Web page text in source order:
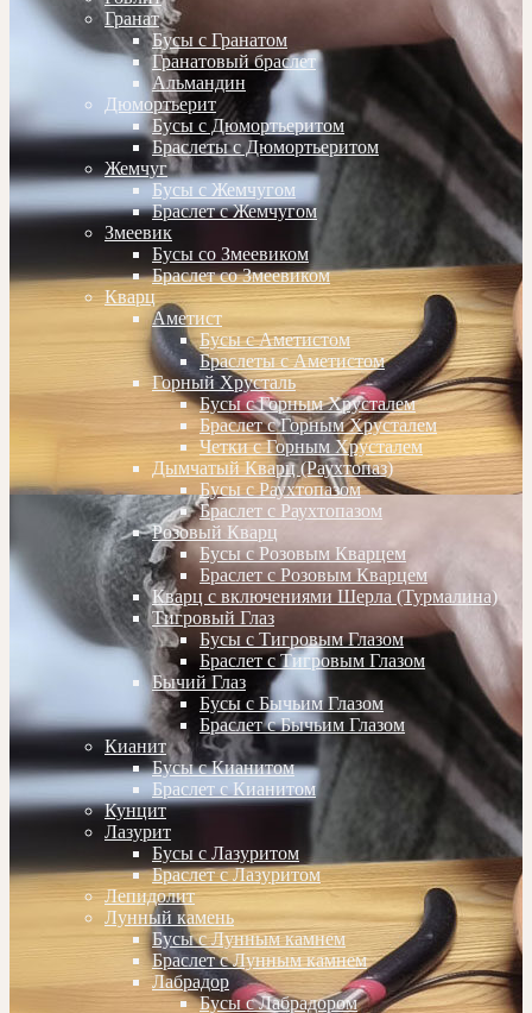
Гранат
Бусы с Гранатом
Гранатовый браслет
Альмандин
Дюмортьерит
Бусы с Дюмортьеритом
Браслеты с Дюмортьеритом
Жемчуг
Бусы с Жемчугом
Браслет с Жемчугом
Змеевик
Бусы со Змеевиком
Браслет со Змеевиком
Кварц
Аметист
Бусы с Аметистом
Браслеты с Аметистом
Горный Хрусталь
Бусы с Горным Хрусталем
Браслет с Горным Хрусталем
Четки с Горным Хрусталем
Дымчатый Кварц (Раухтопаз)
Бусы с Раухтопазом
Браслет с Раухтопазом
Розовый Кварц
Бусы с Розовым Кварцем
Браслет с Розовым Кварцем
Кварц с включениями Шерла (Турмалина)
Тигровый Глаз
Бусы с Тигровым Глазом
Браслет с Тигровым Глазом
Бычий Глаз
Бусы с Бычьим Глазом
Браслет с Бычьим Глазом
Кианит
Бусы с Кианитом
Браслет с Кианитом
Кунцит
Лазурит
Бусы с Лазуритом
Браслет с Лазуритом
Лепидолит
Лунный камень
Бусы с Лунным камнем
Браслет с Лунным камнем
Лабрадор
Бусы с Лабрадором